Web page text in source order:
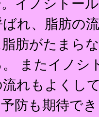
イノシトー
れ、脂肪の
肪がたまら
またイノシ
れもよくし
防も期待で